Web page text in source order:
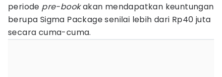
periode pre-bookakan mendapatkan keuntungan
berupa Sigma Package senilai lebih dari Rp40 juta
secara cuma-cuma.